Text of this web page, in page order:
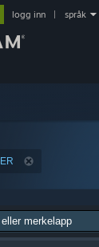
logg inn språk